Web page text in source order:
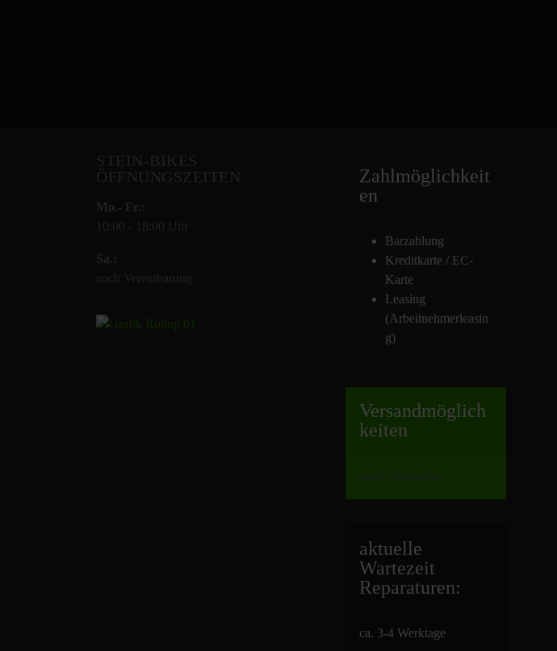
STEIN-BIKES
ÖFFNUNGSZEITEN
Mo.- Fr.:
10:00 - 18:00 Uhr
Sa.:
nach Vereinbarung
Zahlmöglichkeit
en
Barzahlung
Kreditkarte / EC-
Karte
Leasing
(Arbeitnehmerleasin
g)
Versandmöglich
keiten
nach Absprache
aktuelle
Wartezeit
Reparaturen:
ca. 3-4 Werktage